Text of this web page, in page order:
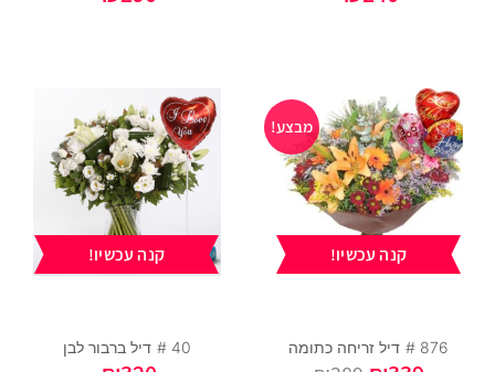
מבצע!
876 # דיל זריחה כתומה
קנה עכשיו!
40 # דיל ברבור לבן
קנה עכשיו!